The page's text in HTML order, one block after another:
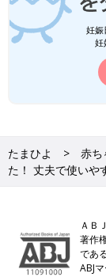
妊娠
妊
たまひよ 赤ち
た！ 丈夫で使いや
ＡＢ
著作
であ
ABJ